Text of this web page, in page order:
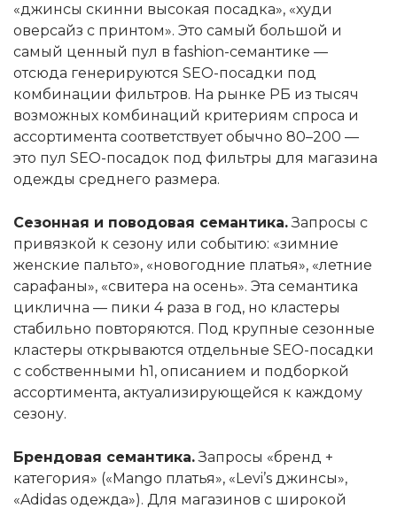
«джинсы скинни высокая посадка», «худи
оверсайз с принтом». Это самый большой и
самый ценный пул в fashion-семантике —
отсюда генерируются SEO-посадки под
комбинации фильтров. На рынке РБ из тысяч
возможных комбинаций критериям спроса и
ассортимента соответствует обычно 80–200 —
это пул SEO-посадок под фильтры для магазина
одежды среднего размера.
Сезонная и поводовая семантика.Запросы с
привязкой к сезону или событию: «зимние
женские пальто», «новогодние платья», «летние
сарафаны», «свитера на осень». Эта семантика
циклична — пики 4 раза в год, но кластеры
стабильно повторяются. Под крупные сезонные
кластеры открываются отдельные SEO-посадки
с собственными h1, описанием и подборкой
ассортимента, актуализирующейся к каждому
сезону.
Брендовая семантика.Запросы «бренд +
категория» («Mango платья», «Levi’s джинсы»,
«Adidas одежда»). Для магазинов с широкой